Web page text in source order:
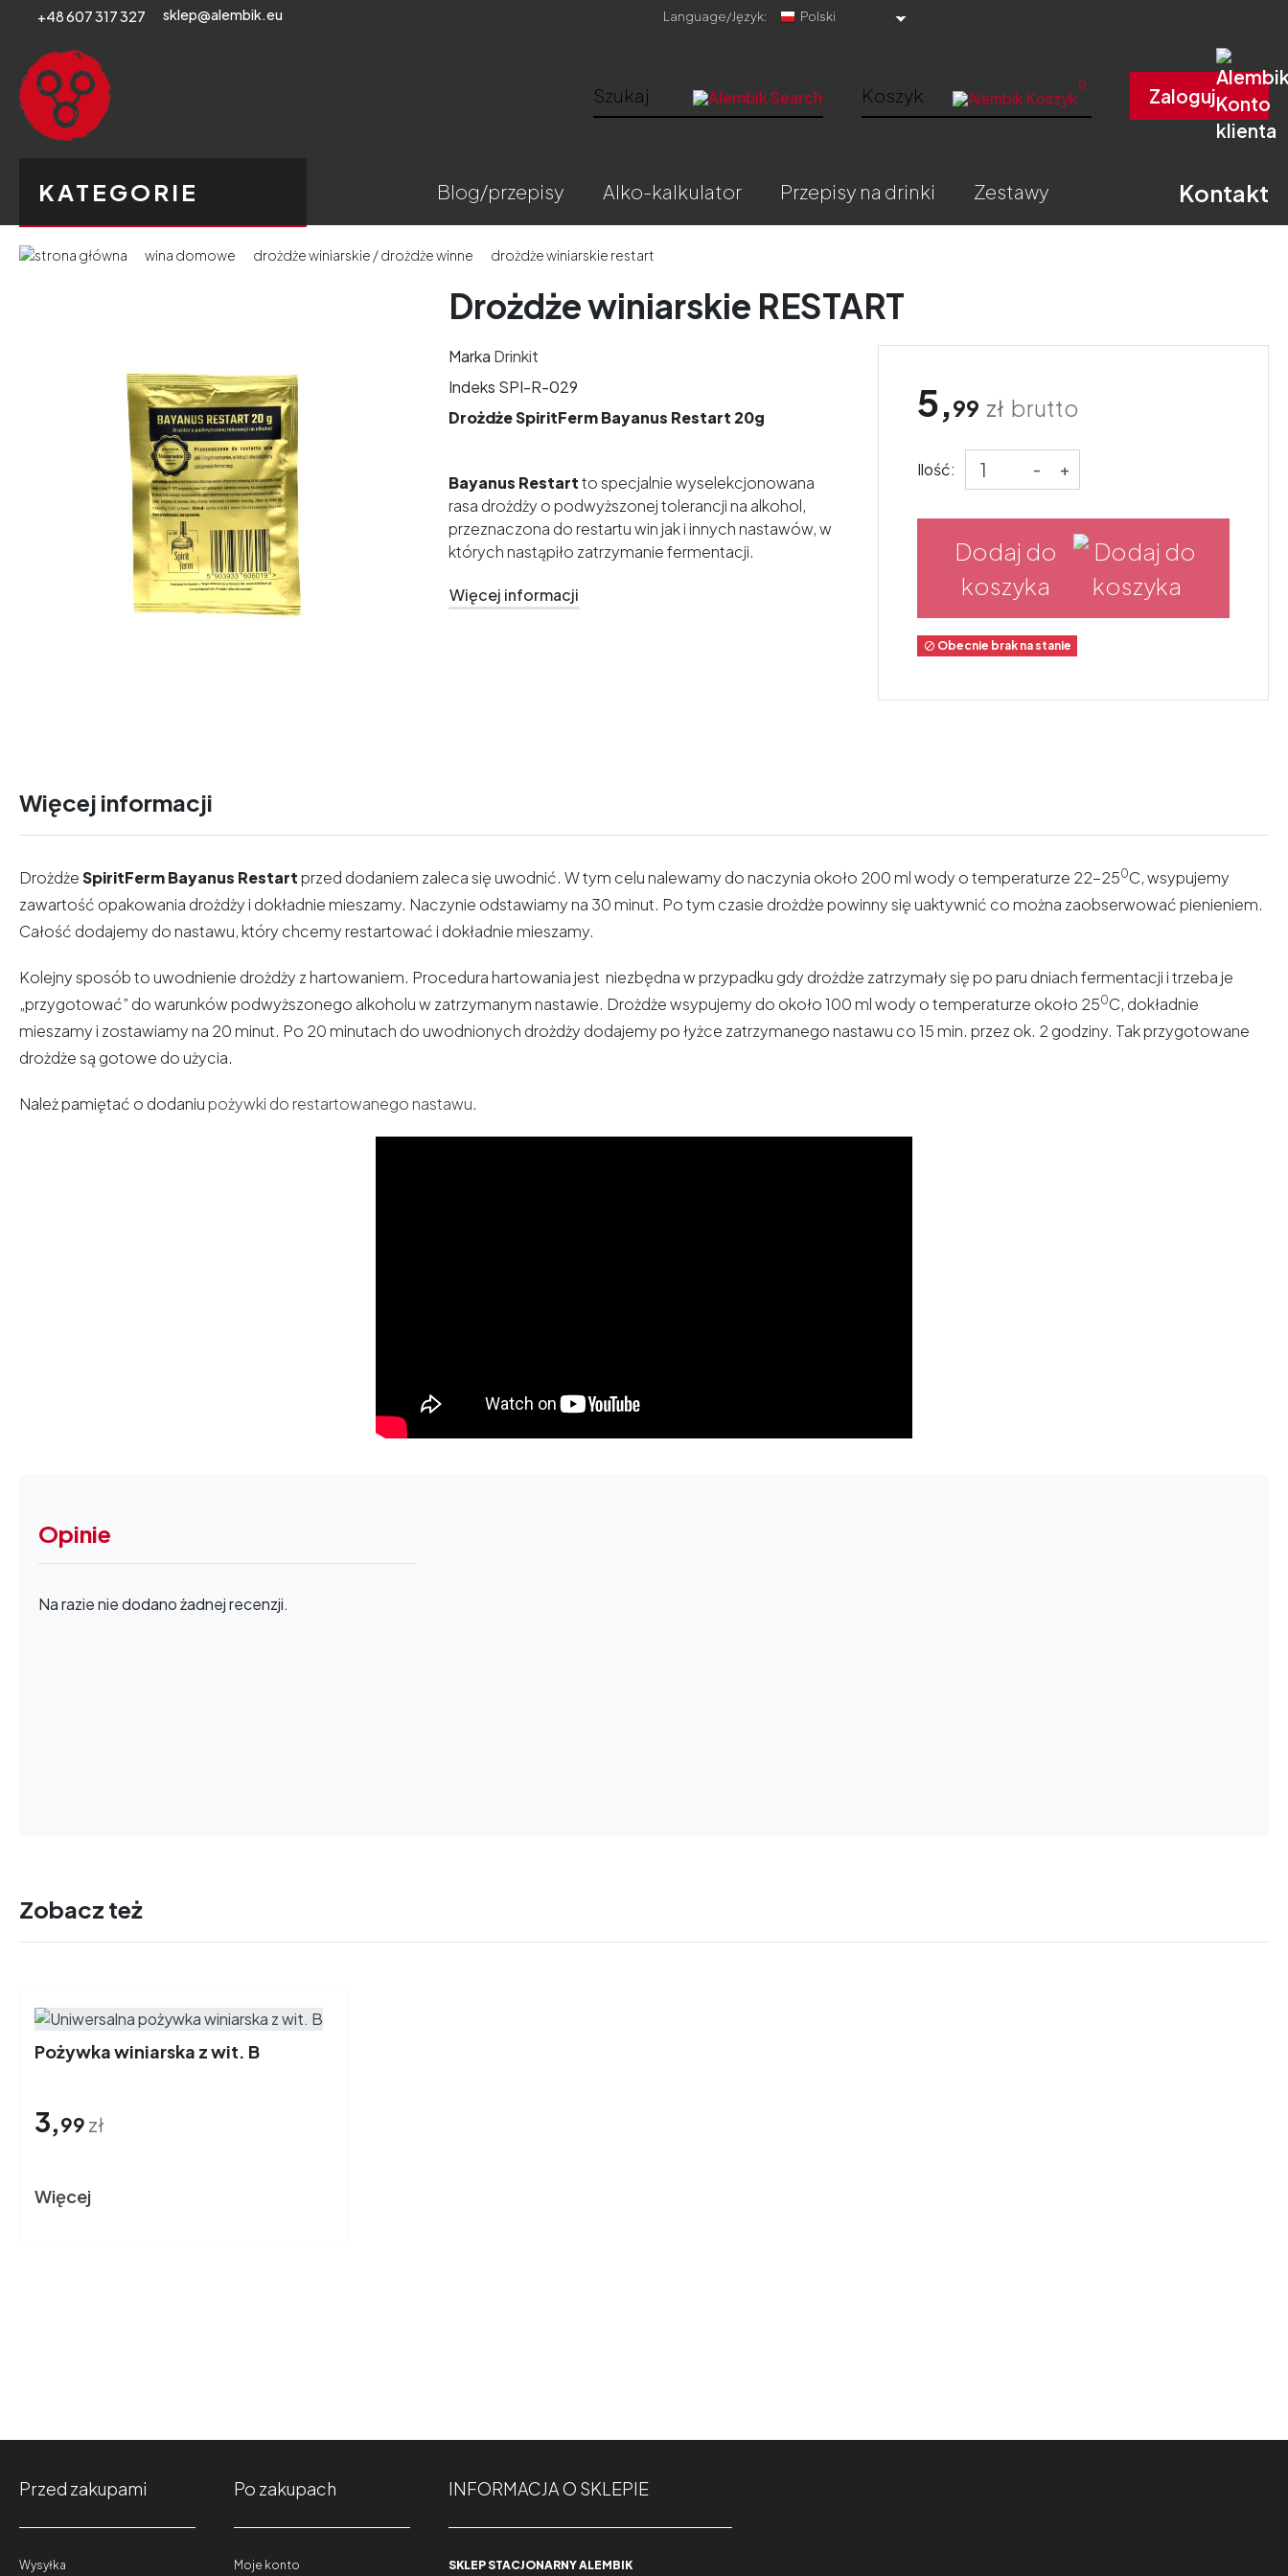
+48 607 317 327 sklep@alembik.eu Language/Język: Polski
Koszyk 0 Zaloguj
KATEGORIE blog/przepisy alko-kalkulator przepisy na drinki zestawy Kontakt
wina domowe drożdże winiarskie / drożdże winne drożdże winiarskie restart
Drożdże winiarskie RESTART
Marka Drinkit
Indeks SPI-R-029
Drożdże SpiritFerm Bayanus Restart 20g
Bayanus Restartto specjalnie wyselekcjonowana
rasa drożdży o podwyższonej tolerancji na alkohol,
przeznaczona do restartu win jak i innych nastawów, w
których nastąpiło zatrzymanie fermentacji.
Więcej informacji
5,99 zł brutto
Ilość: - +
Dodaj do
koszyka
 Obecnie brak na stanie
Więcej informacji
DrożdżeSpiritFerm Bayanus Restartprzed dodaniem zaleca się uwodnić. W tym celu nalewamy do naczynia około 200 ml wody o temperaturze 22-250C, wsypujemy
zawartość opakowania drożdży i dokładnie mieszamy. Naczynie odstawiamy na 30 minut. Po tym czasie drożdże powinny się uaktywnić co można zaobserwować pienieniem.
Całość dodajemy do nastawu, który chcemy restartować i dokładnie mieszamy.
Kolejny sposób to uwodnienie drożdży z hartowaniem. Procedura hartowania jest niezbędna w przypadku gdy drożdże zatrzymały się po paru dniach fermentacji i trzeba je
„przygotować” do warunków podwyższonego alkoholu w zatrzymanym nastawie. Drożdże wsypujemy do około 100 ml wody o temperaturze około 250C, dokładnie
mieszamy i zostawiamy na 20 minut. Po 20 minutach do uwodnionych drożdży dodajemy po łyżce zatrzymanego nastawu co 15 min. przez ok. 2 godziny. Tak przygotowane
drożdże są gotowe do użycia.
Należ pamiętać o dodaniu pożywki do restartowanego nastawu.
Opinie
Na razie nie dodano żadnej recenzji.
Zobacz też
Pożywka winiarska z wit. B
3,99 zł
Więcej
Przed zakupami
Wysyłka
Po zakupach
Moje konto
INFORMACJA O SKLEPIE
SKLEP STACJONARNY ALEMBIK